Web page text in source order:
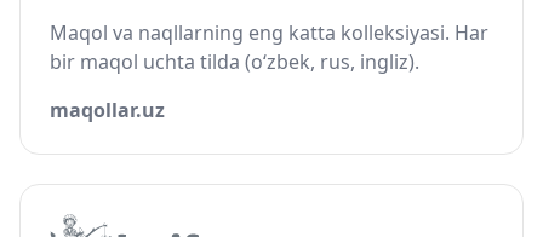
Maqol va naqllarning eng katta kolleksiyasi. Har
bir maqol uchta tilda (o‘zbek, rus, ingliz).
maqollar.uz